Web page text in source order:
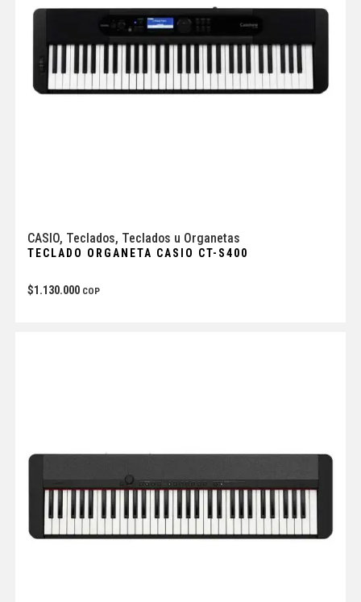
CASIO, Teclados, Teclados u Organetas
TECLADO ORGANETA CASIO CT-S400
$1.130.000 COP